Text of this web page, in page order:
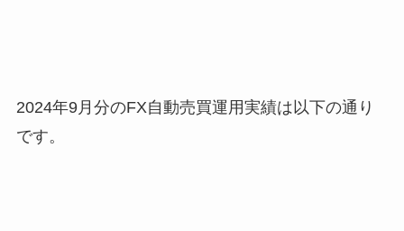
2024年9月分のFX自動売買運用実績は以下の通り
です。